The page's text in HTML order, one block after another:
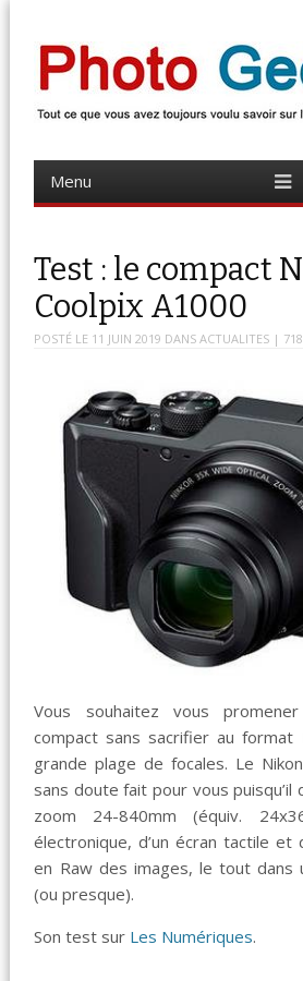
Photo Geek
Menu
content
Test : le compact
Coolpix A1000
POSTÉ LE 11 JUIN 2019 DANSACTUALITES |
Vous souhaitez vous
compact sans sacrifier au format
grande plage de focales. Le
sans doute fait pour vous puisqu’il
zoom 24-840mm (équiv.
électronique, d’un écran tactile et
en Raw des images, le tout dans
(ou presque).
Son test sur Les Numériques.